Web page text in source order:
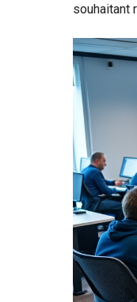
souhaitant